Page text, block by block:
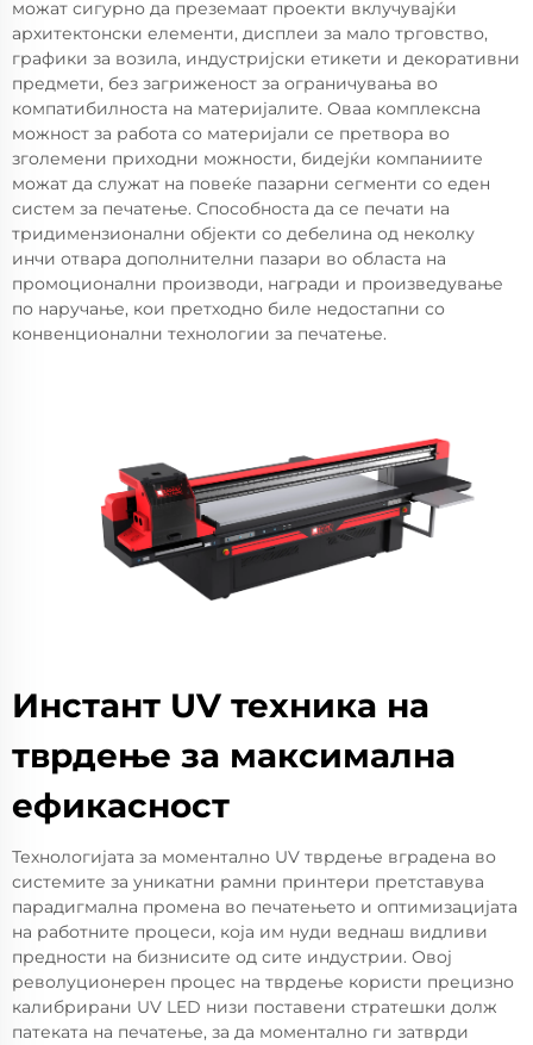
можат сигурно да преземаат проекти вклучувајќи
архитектонски елементи, дисплеи за мало трговство,
графики за возила, индустријски етикети и декоративни
предмети, без загриженост за ограничувања во
компатибилноста на материјалите. Оваа комплексна
можност за работа со материјали се претвора во
зголемени приходни можности, бидејќи компаниите
можат да служат на повеќе пазарни сегменти со еден
систем за печатење. Способноста да се печати на
тридимензионални објекти со дебелина од неколку
инчи отвара дополнителни пазари во областа на
промоционални производи, награди и произведување
по наручање, кои претходно биле недостапни со
конвенционални технологии за печатење.
Инстант UV техника на
тврдење за максимална
ефикасност
Технологијата за моментално UV тврдење вградена во
системите за уникатни рамни принтери претставува
парадигмална промена во печатењето и оптимизацијата
на работните процеси, која им нуди веднаш видливи
предности на бизнисите од сите индустрии. Овој
револуционерен процес на тврдење користи прецизно
калибрирани UV LED низи поставени стратешки долж
патеката на печатење, за да моментално ги затврди